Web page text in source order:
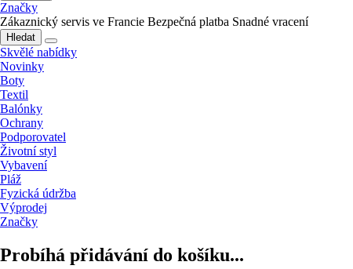
Značky
Zákaznický servis ve Francie Bezpečná platba Snadné vracení
Hledat
Skvělé nabídky
Novinky
Boty
Textil
Balónky
Ochrany
Podporovatel
Životní styl
Vybavení
Pláž
Fyzická údržba
Výprodej
Značky
Probíhá přidávání do košíku...